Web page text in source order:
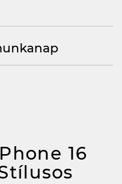
16